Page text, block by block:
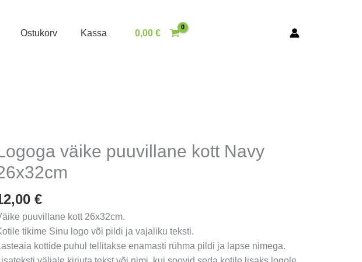
Ostukorv Kassa 0,00€
väike puuvillane kott Navy
€
puuvillane kott 26x32cm.
tikime Sinu logo või pildi ja vajaliku teksti.
kottide puhul tellitakse enamasti rühma pildi ja lapse nimega.